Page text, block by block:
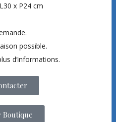
x P24 cm
possible.
d’informations.
Boutique